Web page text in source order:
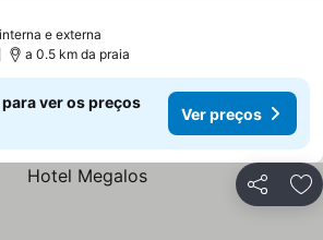
e externa
a 0.5 km da praia
ver os preços
Ver preços
Partilhar